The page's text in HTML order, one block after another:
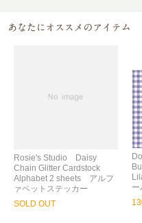
Rosie's Studio Daisy
Chain Glitter Cardstock
Alphabet 2 sheets アルフ
ァベットステッカー
SOLD OUT
ー